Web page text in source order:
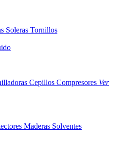
Soleras Tornillos
Cepillos Compresores Ver
Maderas Solventes